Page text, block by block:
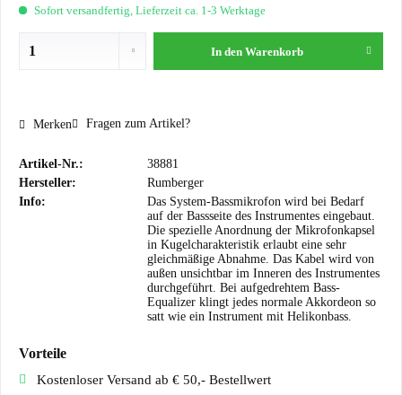
Sofort versandfertig, Lieferzeit ca. 1-3 Werktage
In den Warenkorb
Merken Fragen zum Artikel?
Artikel-Nr.:
38881
Hersteller:
Rumberger
Info:
Das System-Bassmikrofon wird bei Bedarf
auf der Bassseite des Instrumentes eingebaut.
Die spezielle Anordnung der Mikrofonkapsel
in Kugelcharakteristik erlaubt eine sehr
gleichmäßige Abnahme. Das Kabel wird von
außen unsichtbar im Inneren des Instrumentes
durchgeführt. Bei aufgedrehtem Bass-
Equalizer klingt jedes normale Akkordeon so
satt wie ein Instrument mit Helikonbass.
Vorteile
Kostenloser Versand ab € 50,- Bestellwert